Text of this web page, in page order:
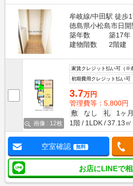
牟岐線/中田駅 徒歩
徳島県小松島市日
築年数
築17年
建物階数
2階建
画像 : 12枚
家賃クレジット払い可（※
初期費用クレジット払い可
3.7万円
管理費等：5,800円
敷
なし 礼
1ヶ月
1階
1LDK 37.13㎡
空室確認 無料
お店にLINEで